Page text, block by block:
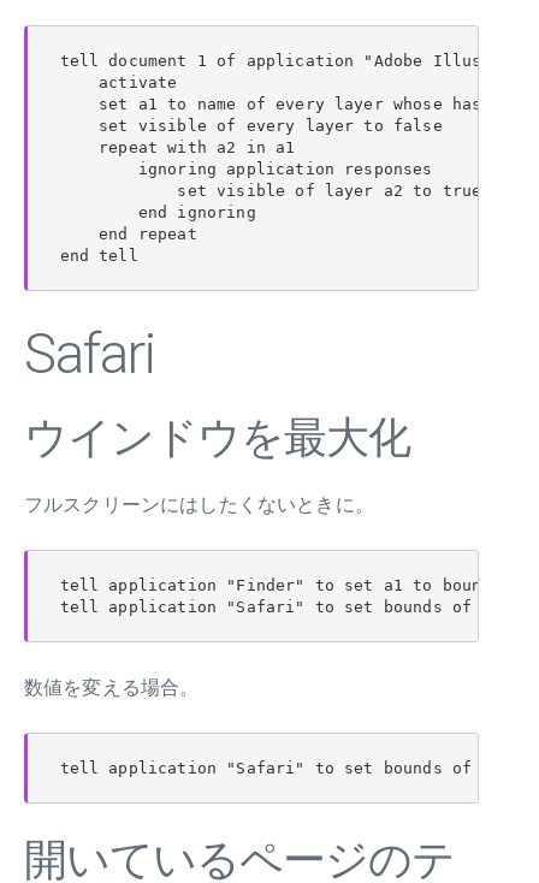
tell document 1 of application "Adobe
    activate
set a1 to name of every layer whose has
    set visible of every layer to false
    repeat with a2 in a1
        ignoring application responses
            set visible of layer a2 to true
        end ignoring
    end repeat
end tell
Safari
ウインドウを最大化
フルスクリーンにはしたくないときに。
tell application "Finder" to set a1 to bounds of
tell application "Safari" to set bounds of
数値を変える場合。
tell application "Safari" to set bounds of
開いているページのテ